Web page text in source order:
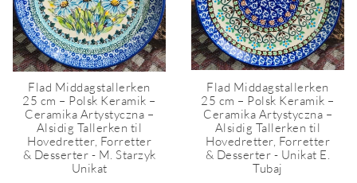
Flad Middagstallerken
25 cm – Polsk Keramik –
Ceramika Artystyczna –
Alsidig Tallerken til
Hovedretter, Forretter
& Desserter - M. Starzyk
Unikat
Flad Middagstallerken
25 cm – Polsk Keramik –
Ceramika Artystyczna –
Alsidig Tallerken til
Hovedretter, Forretter
& Desserter - Unikat E.
Tubaj